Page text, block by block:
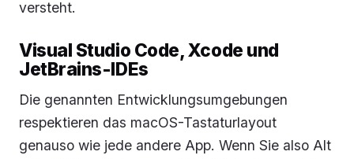
versteht.
Visual Studio Code, Xcode und
JetBrains-IDEs
Die genannten Entwicklungsumgebungen
respektieren das macOS-Tastaturlayout
genauso wie jede andere App. Wenn Sie also Alt